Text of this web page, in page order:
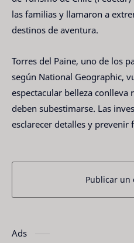
las familias y llamaron a
destinos de aventura.
Torres del Paine, uno de los
según National Geographic,
espectacular belleza conlleva
deben subestimarse. Las
esclarecer detalles y prevenir
Publicar un
Ads